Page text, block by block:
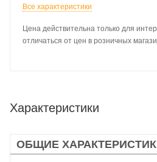
Все характеристики
Цена действительна только для
отличаться от цен в розничных
Характеристики
ОБЩИЕ